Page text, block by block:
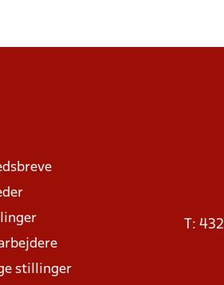
stillinger
T: